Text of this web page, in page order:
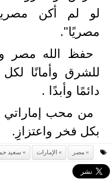
لو لم أكن
مصريًا".
حفظ الله مصر
للشرق وأمانًا لكل
دائمًا وأبدًا .
من محب إماراتي
بكل فخر واعتزازِِ.
مصر الإمارات سعيد